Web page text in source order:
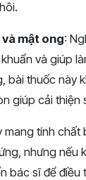
mật ong:
và giúp
bài thuốc này
giúp cải thiện
tính chất
nhưng nếu
bác sĩ để điều